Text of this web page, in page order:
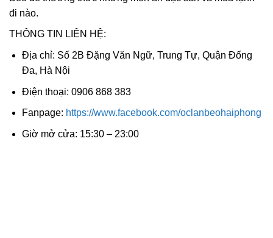
đi nào.
THÔNG TIN LIÊN HỆ:
Địa chỉ: Số 2B Đặng Văn Ngữ, Trung Tự, Quận Đống
Đa, Hà Nội
Điện thoại: 0906 868 383
Fanpage: https://www.facebook.com/oclanbeohaiphong
Giờ mở cửa: 15:30 – 23:00